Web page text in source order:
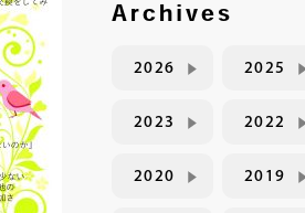
Archives
2026 2025
2023 2022
2020 2019